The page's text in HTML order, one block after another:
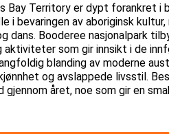
Bay Territory er dypt forankret
i bevaringen av aboriginsk
dans. Booderee nasjonalpark
aktiviteter som gir innsikt i de
blanding av moderne
og avslappede livsstil.
gjennom året, noe som gir en